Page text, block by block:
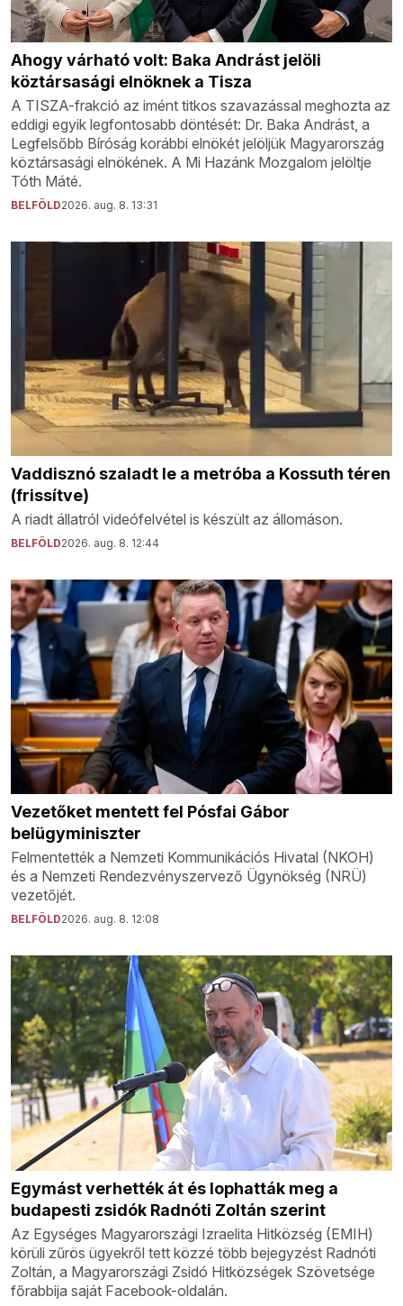
Ahogy várható volt: Baka Andrást jelöli
köztársasági elnöknek a Tisza
A TISZA-frakció az imént titkos szavazással meghozta az
eddigi egyik legfontosabb döntését: Dr. Baka Andrást, a
Legfelsőbb Bíróság korábbi elnökét jelöljük Magyarország
köztársasági elnökének. A Mi Hazánk Mozgalom jelöltje
Tóth Máté.
BELFÖLD2026. aug. 8. 13:31
Vaddisznó szaladt le a metróba a Kossuth téren
(frissítve)
A riadt állatról videófelvétel is készült az állomáson.
BELFÖLD2026. aug. 8. 12:44
Vezetőket mentett fel Pósfai Gábor
belügyminiszter
Felmentették a Nemzeti Kommunikációs Hivatal (NKOH)
és a Nemzeti Rendezvényszervező Ügynökség (NRÜ)
vezetőjét.
BELFÖLD2026. aug. 8. 12:08
Egymást verhették át és lophatták meg a
budapesti zsidók Radnóti Zoltán szerint
Az Egységes Magyarországi Izraelita Hitközség (EMIH)
körüli zűrös ügyekről tett közzé több bejegyzést Radnóti
Zoltán, a Magyarországi Zsidó Hitközségek Szövetsége
főrabbija saját Facebook-oldalán.